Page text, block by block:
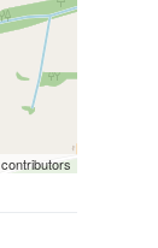
contributors